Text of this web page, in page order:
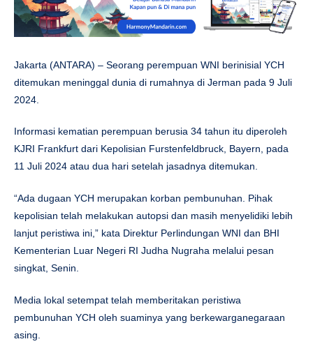
Jakarta (ANTARA) – Seorang perempuan WNI berinisial YCH
ditemukan meninggal dunia di rumahnya di Jerman pada 9 Juli
2024.
Informasi kematian perempuan berusia 34 tahun itu diperoleh
KJRI Frankfurt dari Kepolisian Furstenfeldbruck, Bayern, pada
11 Juli 2024 atau dua hari setelah jasadnya ditemukan.
“Ada dugaan YCH merupakan korban pembunuhan. Pihak
kepolisian telah melakukan autopsi dan masih menyelidiki lebih
lanjut peristiwa ini,” kata Direktur Perlindungan WNI dan BHI
Kementerian Luar Negeri RI Judha Nugraha melalui pesan
singkat, Senin.
Media lokal setempat telah memberitakan peristiwa
pembunuhan YCH oleh suaminya yang berkewarganegaraan
asing.